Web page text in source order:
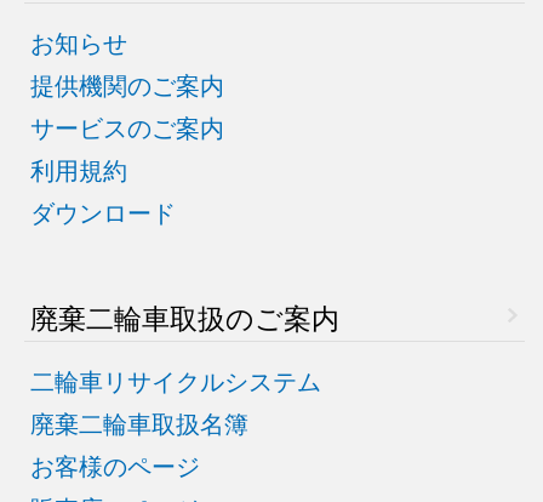
お知らせ
提供機関のご案内
サービスのご案内
利用規約
ダウンロード
廃棄二輪車取扱のご案内
二輪車リサイクルシステム
廃棄二輪車取扱名簿
お客様のページ